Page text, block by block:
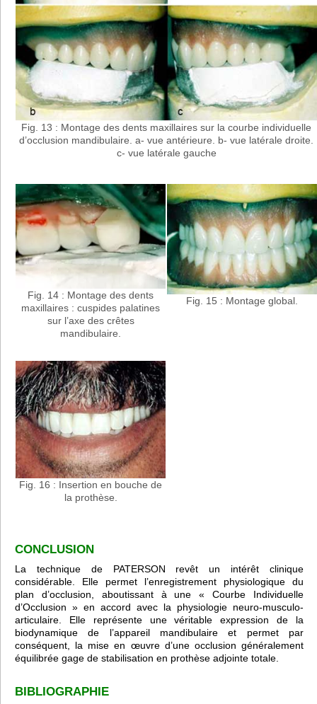
Fig. 13 : Montage des dents maxillaires sur la courbe individuelle
d’occlusion mandibulaire. a- vue antérieure. b- vue latérale droite.
c- vue latérale gauche
Fig. 14 : Montage des dents
maxillaires : cuspides palatines
sur l’axe des crêtes
mandibulaire.
Fig. 15 : Montage global.
Fig. 16 : Insertion en bouche de
la prothèse.
CONCLUSION
La technique de PATERSON revêt un intérêt clinique
considérable. Elle permet l’enregistrement physiologique du
plan d’occlusion, aboutissant à une « Courbe Individuelle
d’Occlusion » en accord avec la physiologie neuro-musculo-
articulaire. Elle représente une véritable expression de la
biodynamique de l’appareil mandibulaire et permet par
conséquent, la mise en œuvre d’une occlusion généralement
équilibrée gage de stabilisation en prothèse adjointe totale.
BIBLIOGRAPHIE